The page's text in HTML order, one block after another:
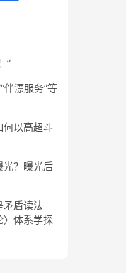
”
伴漂服务”等
何以高超斗
光？曝光后
矛盾读法
体系学探